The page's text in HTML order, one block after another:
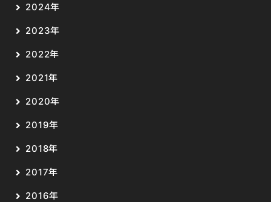
2024年
2023年
2022年
2021年
2020年
2019年
2018年
2017年
2016年